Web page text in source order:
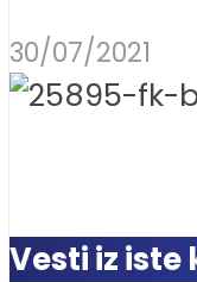
30/07/2021
Vesti iz